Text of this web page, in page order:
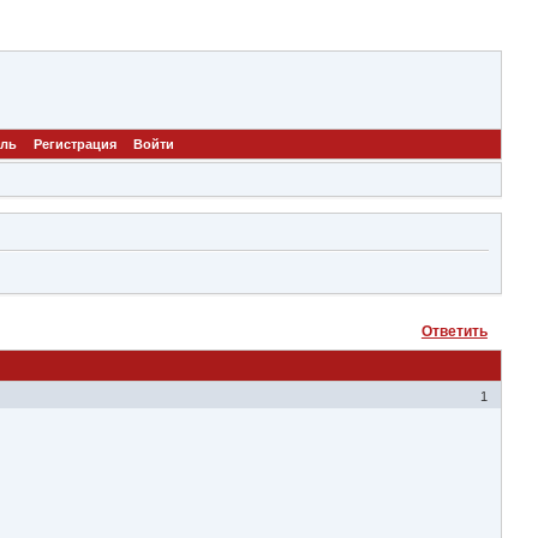
Регистрация Войти
Ответить
1